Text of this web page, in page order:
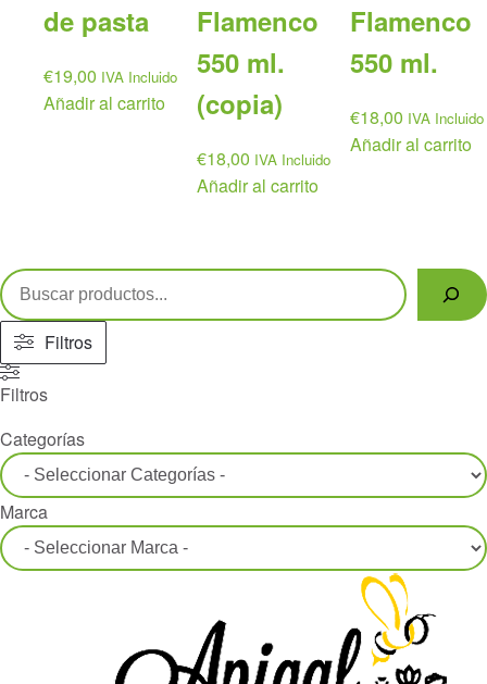
de pasta
€19,00 IVA Incluido
Añadir al carrito
Flamenco
550 ml.
(copia)
€18,00 IVA Incluido
Añadir al carrito
Flamenco
550 ml.
€18,00 IVA Incluido
Añadir al carrito
Buscar
Filtros
Filtros
Categorías
Marca